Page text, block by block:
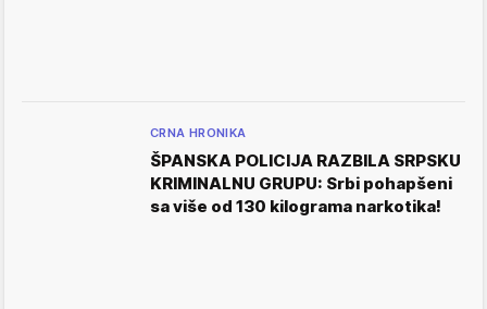
CRNA HRONIKA
ŠPANSKA POLICIJA RAZBILA SRPSKU
KRIMINALNU GRUPU: Srbi pohapšeni
sa više od 130 kilograma narkotika!